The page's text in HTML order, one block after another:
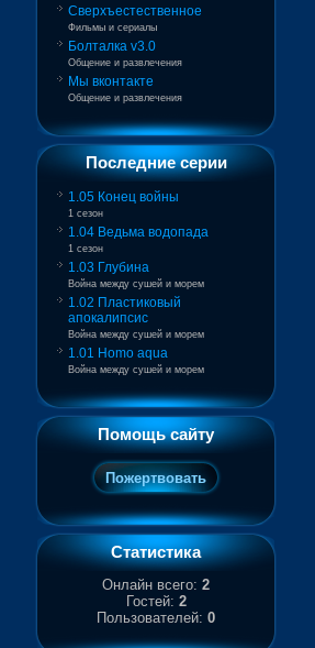
Сверхъестественное
Фильмы и сериалы
Болталка v3.0
Общение и развлечения
Мы вконтакте
Общение и развлечения
Последние серии
1.05 Конец войны
1 сезон
1.04 Ведьма водопада
1 сезон
1.03 Глубина
Война между сушей и морем
1.02 Пластиковый
апокалипсис
Война между сушей и морем
1.01 Homo aqua
Война между сушей и морем
Помощь сайту
Статистика
Онлайн всего: 2
Гостей: 2
Пользователей: 0